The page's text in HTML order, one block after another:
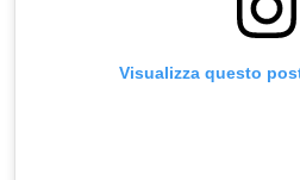
Visualizza questo